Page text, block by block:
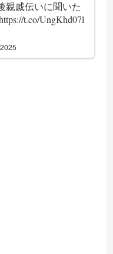
親戚伝いに聞いた
t.co/UngKhd07l